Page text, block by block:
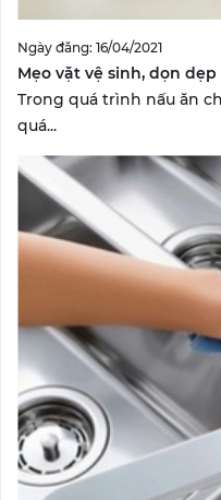
Ngày đăng: 16/04/2021
Mẹo vặt vệ sinh, dọn
Trong quá trình nấu ăn
quá...